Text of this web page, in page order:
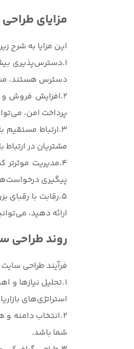
مزایای
این مزایا به شرح
دسترس هستند،
2.افزایش فروش
پرداخت امن،
3.ارتباط
مشتریان در
4.مدیریت
پیگیری
5.رقابت با
ارائه دهید،
روند طراحی
فرآیند طراحی
1.تحلیل نیازها
استراتژی‌های
2.انتخاب دامنه
شما باشد.